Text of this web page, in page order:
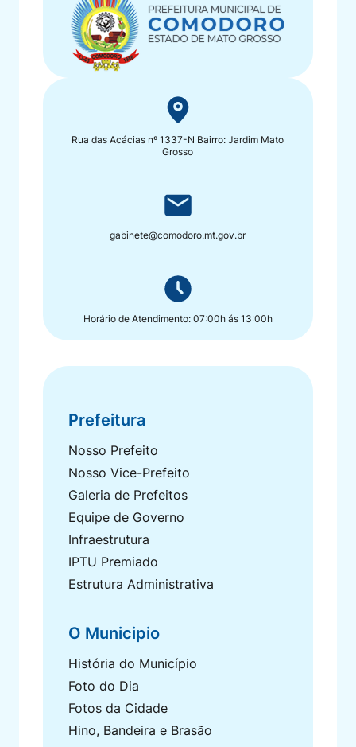
Rua das Acácias nº 1337-N Bairro: Jardim Mato
Grosso
gabinete@comodoro.mt.gov.br
Horário de Atendimento: 07:00h ás 13:00h
Seção do Rodapé e Contato
Prefeitura
Nosso Prefeito
Nosso Vice-Prefeito
Galeria de Prefeitos
Equipe de Governo
Infraestrutura
IPTU Premiado
Estrutura Administrativa
O Municipio
História do Município
Foto do Dia
Fotos da Cidade
Hino, Bandeira e Brasão